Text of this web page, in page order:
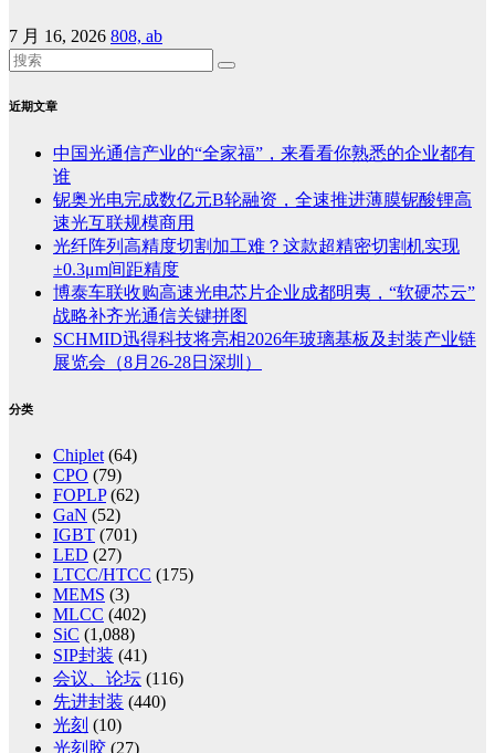
7 月 16, 2026 808, ab
近期文章
中国光通信产业的“全家福”，来看看你熟悉的企业都有
谁
铌奥光电完成数亿元B轮融资，全速推进薄膜铌酸锂高
速光互联规模商用
光纤阵列高精度切割加工难？这款超精密切割机实现
±0.3μm间距精度
博泰车联收购高速光电芯片企业成都明夷，“软硬芯云”
战略补齐光通信关键拼图
SCHMID迅得科技将亮相2026年玻璃基板及封装产业链
展览会（8月26-28日深圳）
分类
Chiplet (64)
CPO (79)
FOPLP(62)
GaN (52)
IGBT (701)
LED (27)
LTCC/HTCC (175)
MEMS (3)
MLCC (402)
SiC (1,088)
SIP封装 (41)
会议、论坛 (116)
先进封装 (440)
光刻 (10)
光刻胶 (27)